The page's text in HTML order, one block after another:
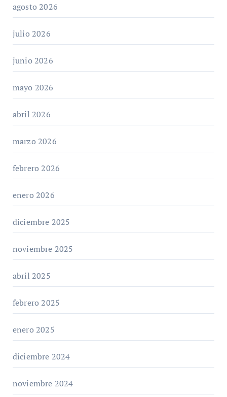
agosto 2026
julio 2026
junio 2026
mayo 2026
abril 2026
marzo 2026
febrero 2026
enero 2026
diciembre 2025
noviembre 2025
abril 2025
febrero 2025
enero 2025
diciembre 2024
noviembre 2024